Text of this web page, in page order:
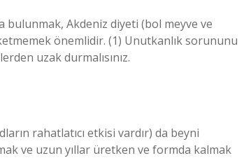
Akdeniz diyeti (bol meyve ve
önemlidir. (1) Unutkanlık sorununu
uzak durmalısınız.
rahatlatıcı etkisi vardır) da beyni
ve uzun yıllar üretken ve formda kalmak